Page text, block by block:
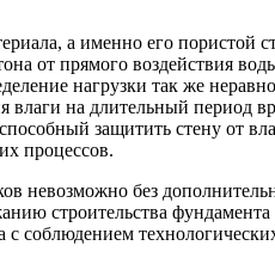
а именно его пористой
от прямого воздействия
нагрузки так же
влаги на длительный период
защитить стену от
процессов.
невозможно без
строительства
соблюдением